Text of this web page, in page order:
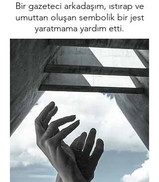
Bir gazeteci arkadaşım, ıstırap ve
umuttan oluşan sembolik bir jest
yaratmama yardım etti.